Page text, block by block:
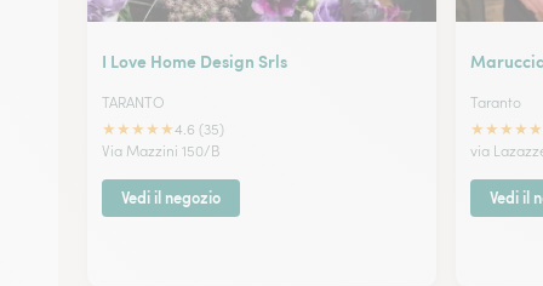
I Love Home Design Srls
TARANTO
★★★★★4.6 (35)
Via Mazzini 150/B
Vedi il negozio
Taranto
★★★★★
via
Vedi il